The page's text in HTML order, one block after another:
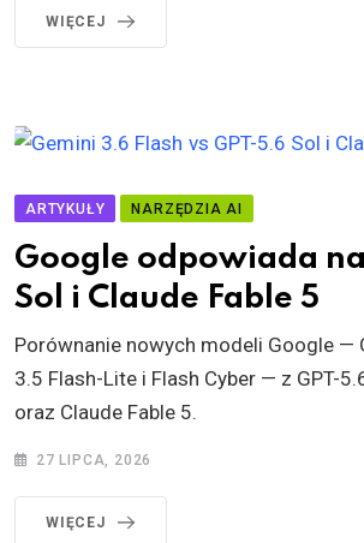
WIĘCEJ
ARTYKUŁY NARZĘDZIA AI
Google odpowiada
Sol i Claude Fable 5
Porównanie nowych modeli Google —
3.5 Flash-Lite i Flash Cyber — z GPT-
oraz Claude Fable 5.
27 LIPCA, 2026
WIĘCEJ